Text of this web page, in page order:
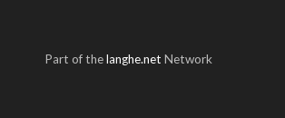
Part of thelanghe.net Network